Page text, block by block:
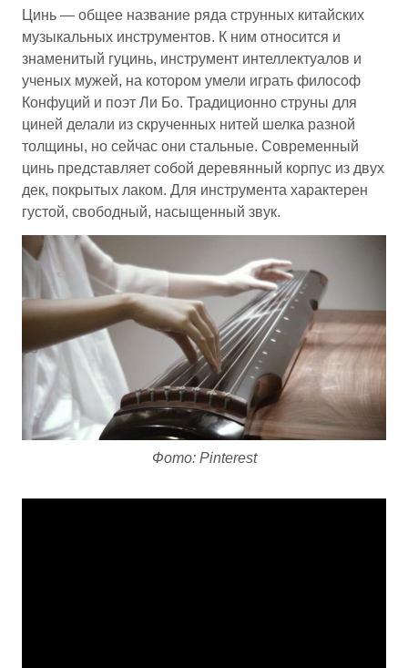
Цинь — общее название ряда струнных китайских
музыкальных инструментов. К ним относится и
знаменитый гуцинь, инструмент интеллектуалов и
ученых мужей, на котором умели играть философ
Конфуций и поэт Ли Бо. Традиционно струны для
циней делали из скрученных нитей шелка разной
толщины, но сейчас они стальные. Современный
цинь представляет собой деревянный корпус из двух
дек, покрытых лаком. Для инструмента характерен
густой, свободный, насыщенный звук.
Фото: Pinterest